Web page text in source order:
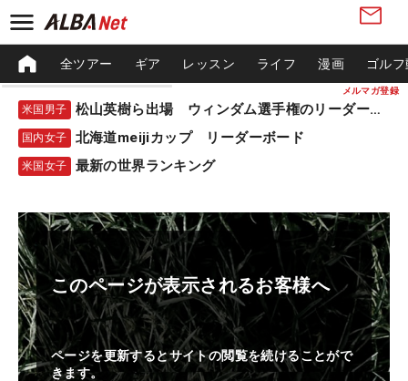
メルマガ登録
全ツアー ギア レッスン ライフ 漫画 ゴル
米国男子 松山英樹ら出場 ウィンダム選手権のリーダーボード
国内女子 北海道meijiカップ リーダーボード
米国女子 最新の世界ランキング
このページが表示されるお客様へ
ページを更新するとサイトの閲覧を続けることがで
きます。